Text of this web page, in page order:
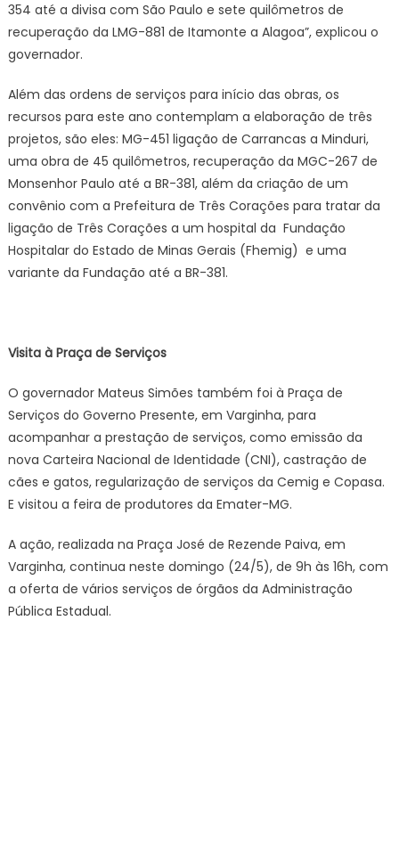
354 até a divisa com São Paulo e sete quilômetros de
recuperação da LMG-881 de Itamonte a Alagoa”, explicou o
governador.
Além das ordens de serviços para início das obras, os
recursos para este ano contemplam a elaboração de três
projetos, são eles: MG-451 ligação de Carrancas a Minduri,
uma obra de 45 quilômetros, recuperação da MGC-267 de
Monsenhor Paulo até a BR-381, além da criação de um
convênio com a Prefeitura de Três Corações para tratar da
ligação de Três Corações a um hospital da Fundação
Hospitalar do Estado de Minas Gerais (Fhemig) e uma
variante da Fundação até a BR-381.
Visita à Praça de Serviços
O governador Mateus Simões também foi à Praça de
Serviços do Governo Presente, em Varginha, para
acompanhar a prestação de serviços, como emissão da
nova Carteira Nacional de Identidade (CNI), castração de
cães e gatos, regularização de serviços da Cemig e Copasa.
E visitou a feira de produtores da Emater-MG.
A ação, realizada na Praça José de Rezende Paiva, em
Varginha, continua neste domingo (24/5), de 9h às 16h, com
a oferta de vários serviços de órgãos da Administração
Pública Estadual.